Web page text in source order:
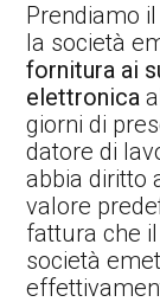
Prendiamo
la società
fornitura ai
elettronica
giorni di
datore di
abbia diritto
valore
fattura che
società